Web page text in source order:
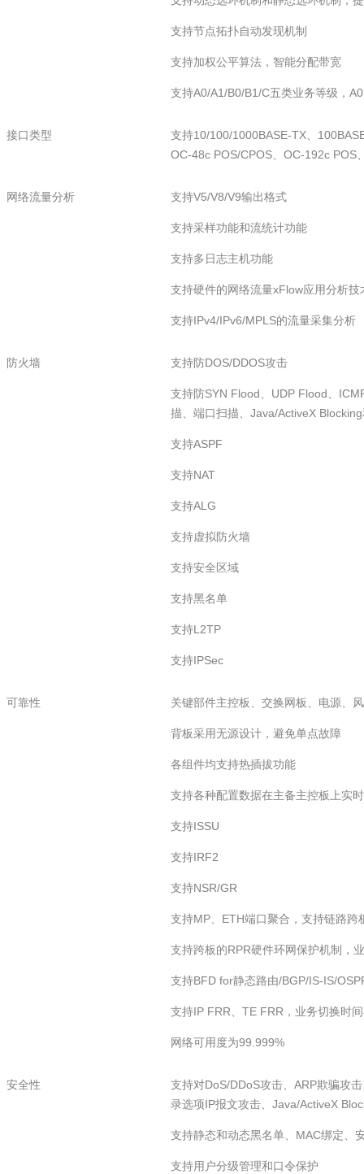
支持节点拓扑自动发现机制
支持加权公平算法，智能分配带宽
支持A0/A1/B0/B1/C五类业务等级，
接口类型
支持10/100/1000BASE-TX、
OC-48c POS/CPOS、OC-192c POS
网络流量分析 支持V5/V8/V9输出格式
支持采样功能和流统计功能
支持多日志主机功能
支持硬件的网络流量xFlow应用分析技
支持IPv4/IPv6/MPLS的流量采集分析
防火墙 支持防DOS/DDOS攻击
支持防SYN Flood、UDP Flood、
描、端口扫描、Java/ActiveX
支持ASPF
支持NAT
支持ALG
支持虚拟防火墙
支持安全区域
支持黑名单
支持L2TP
支持IPSec
可靠性 关键部件主控板、交换网板、电源、
背板采用无源设计，避免单点故障
各组件均支持热插拔功能
支持各种配置数据在主备主控板上实
支持ISSU
支持IRF2
支持NSR/GR
支持MP、ETH端口聚合，支持链路跨
支持跨板的RPR硬件环网保护机制，
支持BFD for静态路由/BGP/IS-IS/
支持IP FRR、TE FRR，业务切换时
网络可用度为99.999%
安全性
支持对DoS/DDoS攻击、ARP欺骗攻
录选项IP报文攻击、Java/ActiveX
支持静态和动态黑名单、MAC绑定、
支持用户分级管理和口令保护